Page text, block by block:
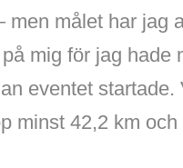
men målet har jag
mig för jag hade
eventet
minst 42,2 km